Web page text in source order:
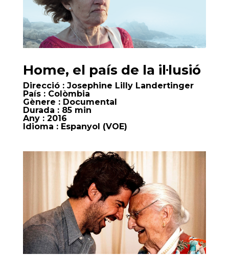
Home, el país de la il·lusió
Direcció: Josephine Lilly Landertinger
País: Colòmbia
Gènere : Documental
Durada : 85 min
Any: 2016
Idioma : Espanyol (VOE)